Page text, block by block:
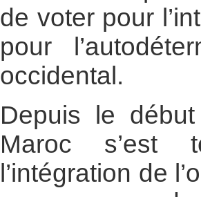
de voter pour
pour
occidental.
Depuis le
Maroc s’est
l’intégration de